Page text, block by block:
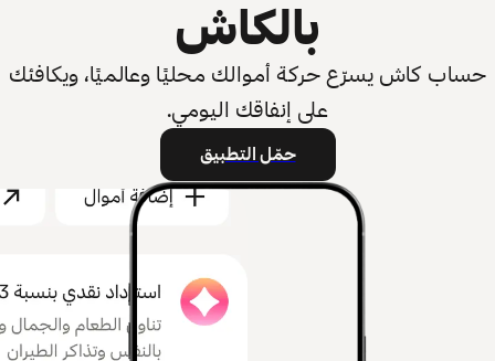
بالكاش
حساب كاش يسرّع حركة أموالك محليًا وعالميًا، ويكافئك
على إنفاقك اليومي.
حمّل التطبيق